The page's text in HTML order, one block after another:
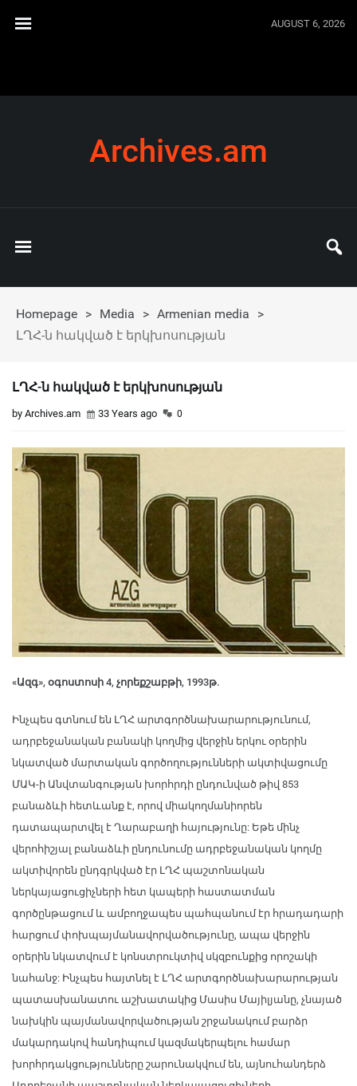
AUGUST 6, 2026
Archives.am
Homepage > Media > Armenian media
>
ԼՂՀ-ն հակված է երկխոսության
ԼՂՀ-ն հակված է երկխոսության
by Archives.am 33 Years ago 0
«Ազգ», օգոստոսի 4, չորեքշաբթի, 1993թ.
Ինչպես գտնում են ԼՂՀ արտգործնախարարությունում,
ադրբեջանական բանակի կողմից վերջին երկու օրերին
նկատված մարտական գործողությունների ակտիվացումը
ՄԱԿ-ի Անվտանգության խորհրդի ընդունված թիվ 853
բանաձևի հետևանք է, որով միակողմանիորեն
դատապարտվել է Ղարաբաղի հայությունը: Եթե մինչ
վերոհիշյալ բանաձևի ընդունումը ադրբեջանական կողմը
ակտիվորեն ընդգրկված էր ԼՂՀ պաշտոնական
ներկայացուցիչների հետ կապերի հաստատման
գործընթացում և ամբողջապես պահպանում էր հրադադարի
հարցում փոխպայմանավորվածությունը, ապա վերջին
օրերին նկատվում է կոնստրուկտիվ սկզբունքից որոշակի
նահանջ: Ինչպես հայտնել է ԼՂՀ արտգործնախարարության
պատասխանատու աշխատակից Մասիս Մայիլյանը, չնայած
նախկին պայմանավորվածության շրջանակում բարձր
մակարդակով հանդիպում կազմակերպելու համար
խորհրդակցությունները շարունակվում են, այնուհանդերձ